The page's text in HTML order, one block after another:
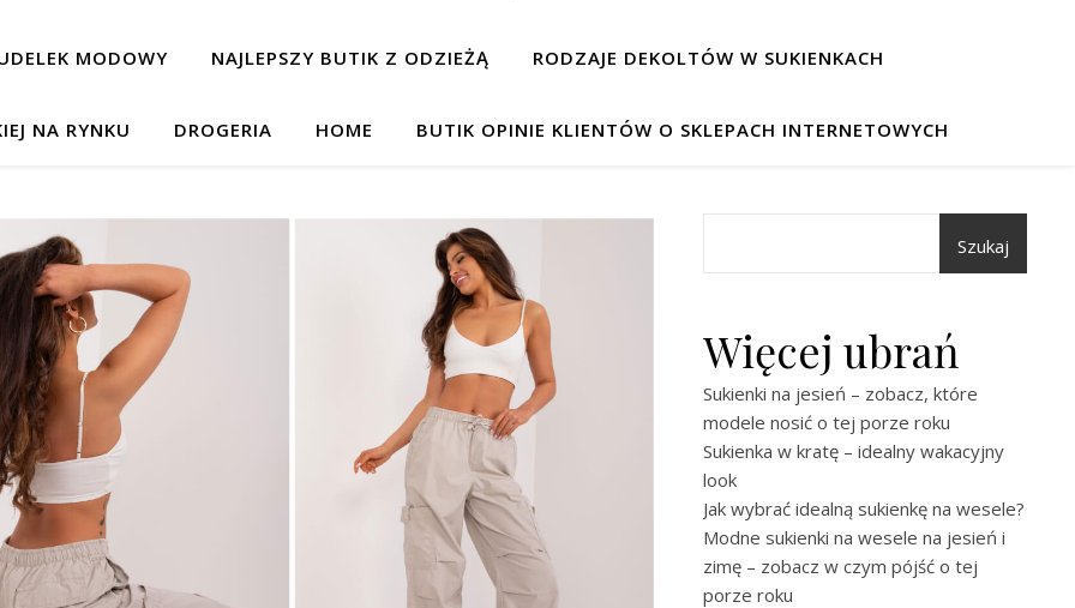
MODOWY NAJLEPSZY BUTIK Z ODZIEŻĄ RODZAJE DEKOLTÓW W SUKIENKACH
NA RYNKU DROGERIA HOME BUTIK OPINIE KLIENTÓW O SKLEPACH INTERNETOWYCH
Szukaj
Więcej ubrań
Sukienki na jesień – zobacz, które
modele nosić o tej porze roku
Sukienka w kratę – idealny wakacyjny
look
Jak wybrać idealną sukienkę na wesele?
Modne sukienki na wesele na jesień i
zimę – zobacz w czym pójść o tej
porze roku